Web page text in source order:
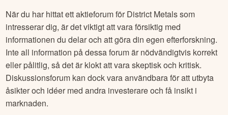
När du har hittat ett aktieforum för District Metalssom
intresserar dig, är det viktigt att vara försiktig med
informationen du delar och att göra din egen efterforskning.
Inte all information på dessa forum är nödvändigtvis korrekt
eller pålitlig, så det är klokt att vara skeptisk och kritisk.
Diskussionsforum kan dock vara användbara för att utbyta
åsikter och idéer med andra investerare och få insikt i
marknaden.